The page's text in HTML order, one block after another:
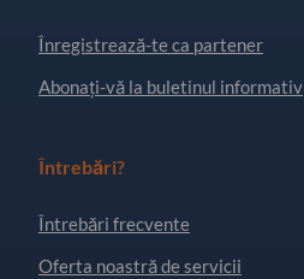
Înregistrează-te ca partener
Abonați-vă la buletinul informativ
Întrebări?
Întrebări frecvente
Oferta noastră de servicii